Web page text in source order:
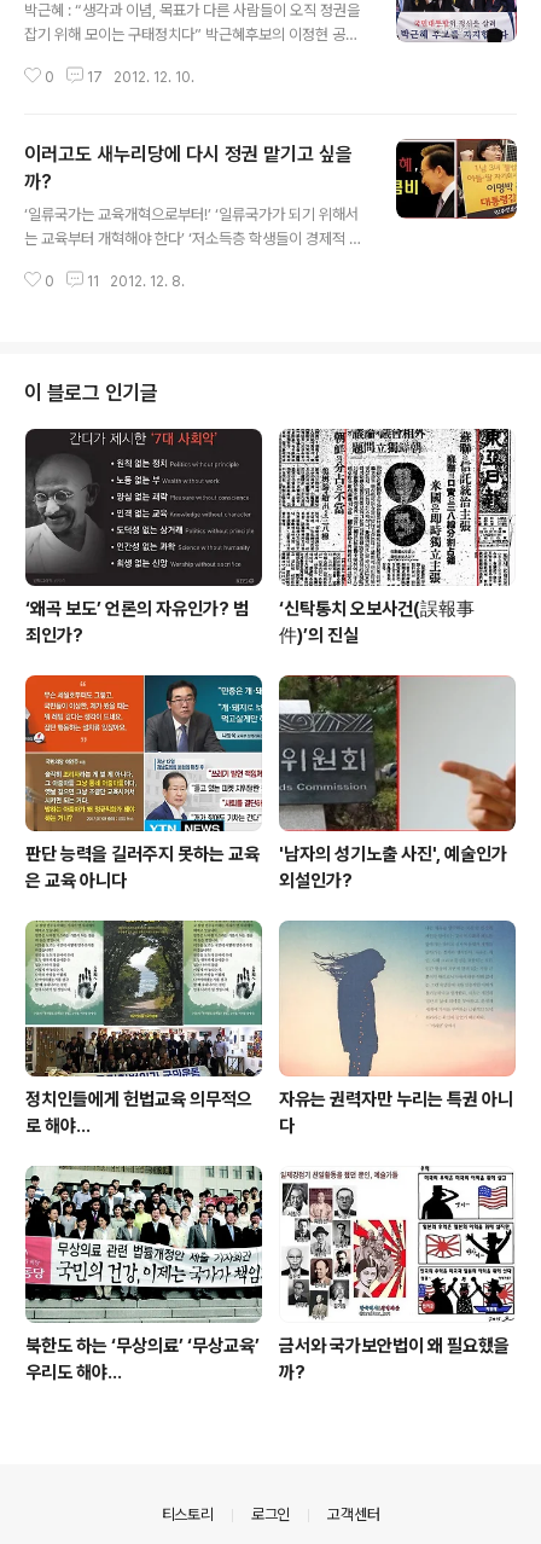
박근혜 : “생각과 이념, 목표가 다른 사람들이 오직 정권을
잡기 위해 모이는 구태정치다” 박근혜후보의 이정현 공보
원하는 것은 권력, 자리, 명예, 그리고 안랩의 주가 상승이
민주통합당 후보를 '정치 마마보이'라고 비난하고, 안철수
전 후보에 대해선 '새정치가 아니라 구태정치인'이라고 비
난했다. 투표시간 연장거부, 최저임금 상향거부, 골목상권
살리기, 부자감세 동조, 4대강 찬성 등과 같은 한계를 벗어
나지 못한 새누리당의 막말이 얼마나 유권자들에게 공감을
받을 수 있을까? 새누리당이 누군가? 자유당[이승만] ▶민
0 17 2012. 12. 10.
이러고도 새누리당에 다시 정권 맡기고 싶을
까?
‘일류국가는 교육개혁으로부터!’ ‘일류국가가 되기 위해서
는 교육부터 개혁해야 한다’ ‘저소득층 학생들이 경제적 부
있는 고품질 교육으로 가난의 대물림을 끊겠다.’ ‘서민들의
육만 받으면 누구나 원하는 대학에 갈 수 있도록 하겠다’ 이
러한 나라를 만들기 위해 「학교만족 두 배, 사교육 절반」프
로젝트를 도입, 학교 교육의 질을 획기적으로 높여 사교육
을 반으로 줄이고 교육으로 가난의 대물림을 끊는 사회를
만들어 놓겠다. 이명박대통령의 후보시절 내놓은 교육분야
공약이다. 얼마나..
0 11 2012. 12. 8.
이 블로그 인기글
‘왜곡 보도’ 언론의 자유인가? 범
죄인가?
‘신탁통치 오보사건(誤報事
件)’의 진실
판단 능력을 길러주지 못하는 교육
은 교육 아니다
'남자의 성기노출 사진', 예술인가
외설인가?
정치인들에게 헌법교육 의무적으
로 해야…
자유는 권력자만 누리는 특권 아니
다
북한도 하는 ‘무상의료’ ‘무상교육’
우리도 해야...
금서와 국가보안법이 왜 필요했을
까?
티스토리 로그인 고객센터